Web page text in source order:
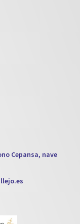
Cepansa, nave